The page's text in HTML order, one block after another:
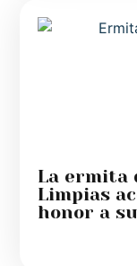
La ermita
Limpias
honor a